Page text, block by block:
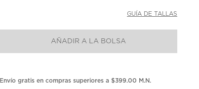
GUÍA DE TALLAS
AÑADIR A LA BOLSA
Envío gratis en compras superiores a $399.00 M.N.